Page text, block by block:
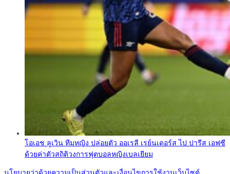
โอเอช ลูเวิน ทีมหญิง ปล่อยตัว ออเรลี เรย์นเดอร์ส ไป ปารีส เอฟซี
ด้วยค่าตัวสถิติวงการฟุตบอลหญิงเบลเยียม